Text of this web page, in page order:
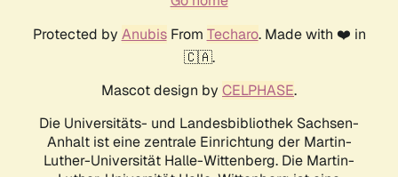
Protected by AnubisFrom Techaro. Made with ❤️ in
🇨🇦.
Mascot design by CELPHASE.
Die Universitäts- und Landesbibliothek Sachsen-
Anhalt ist eine zentrale Einrichtung der Martin-
Luther-Universität Halle-Wittenberg. Die Martin-